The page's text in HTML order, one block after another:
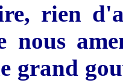
rien
nous
grand